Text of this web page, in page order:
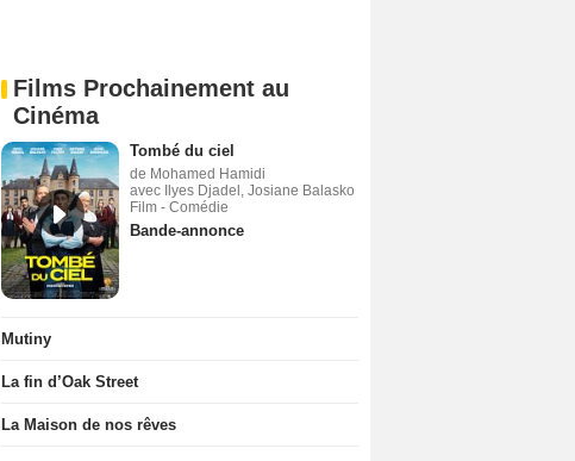
Films Prochainement au
Cinéma
Tombé du ciel
de Mohamed Hamidi
avec Ilyes Djadel, Josiane Balasko
Film - Comédie
Bande-annonce
Mutiny
La fin d’Oak Street
La Maison de nos rêves